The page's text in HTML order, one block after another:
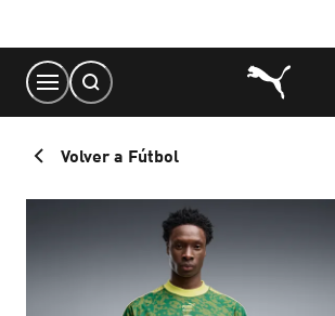
Content
Volver a Fútbol